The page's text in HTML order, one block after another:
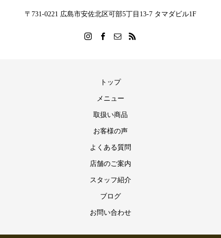
〒731-0221 広島市安佐北区可部5丁目13-7 タマダビル1F
トップ
メニュー
取扱い商品
お客様の声
よくある質問
店舗のご案内
スタッフ紹介
ブログ
お問い合わせ